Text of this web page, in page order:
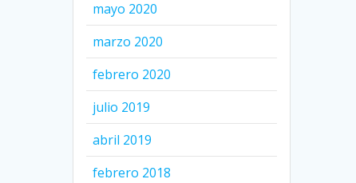
mayo 2020
marzo 2020
febrero 2020
julio 2019
abril 2019
febrero 2018